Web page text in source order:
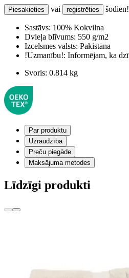
Piesakieties vai reģistrēties šodien!
Sastāvs: 100% Kokvilna
Dvieļa blīvums: 550 g/m2
Izcelsmes valsts: Pakistāna
!Uzmanību!: Informējam, ka
Svoris: 0.814 kg
Par produktu
Uzraudzība
Preču piegāde
Maksājuma metodes
Līdzīgi produkti